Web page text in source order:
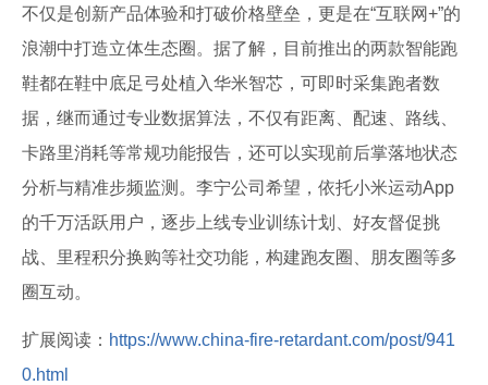
不仅是创新产品体验和打破价格壁垒，更是在“互联网+”的
浪潮中打造立体生态圈。据了解，目前推出的两款智能跑
鞋都在鞋中底足弓处植入华米智芯，可即时采集跑者数
据，继而通过专业数据算法，不仅有距离、配速、路线、
卡路里消耗等常规功能报告，还可以实现前后掌落地状态
分析与精准步频监测。李宁公司希望，依托小米运动App
的千万活跃用户，逐步上线专业训练计划、好友督促挑
战、里程积分换购等社交功能，构建跑友圈、朋友圈等多
圈互动。
扩展阅读： https://www.china-fire-retardant.com/post/941
0.html